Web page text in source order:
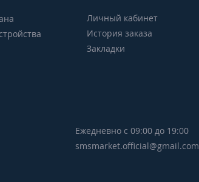
Личный кабинет
История заказа
Закладки
Ежедневно с 09:00 до 19:00
smsmarket.official@gmail.com